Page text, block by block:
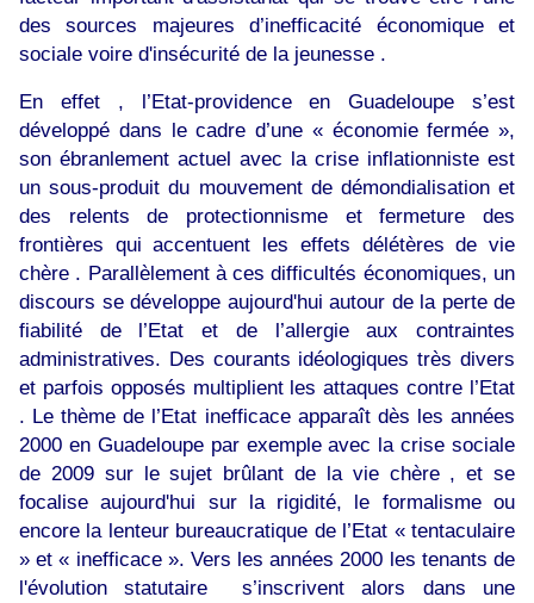
des sources majeures d’inefficacité économique et
sociale voire d'insécurité de la jeunesse .
En effet , l’Etat-providence en Guadeloupe s’est
développé dans le cadre d’une « économie fermée »,
son ébranlement actuel avec la crise inflationniste est
un sous-produit du mouvement de démondialisation et
des relents de protectionnisme et fermeture des
frontières qui accentuent les effets délétères de vie
chère . Parallèlement à ces difficultés économiques, un
discours se développe aujourd'hui autour de la perte de
fiabilité de l’Etat et de l’allergie aux contraintes
administratives. Des courants idéologiques très divers
et parfois opposés multiplient les attaques contre l’Etat
. Le thème de l’Etat inefficace apparaît dès les années
2000 en Guadeloupe par exemple avec la crise sociale
de 2009 sur le sujet brûlant de la vie chère , et se
focalise aujourd'hui sur la rigidité, le formalisme ou
encore la lenteur bureaucratique de l’Etat « tentaculaire
» et « inefficace ». Vers les années 2000 les tenants de
l'évolution statutaire s’inscrivent alors dans une